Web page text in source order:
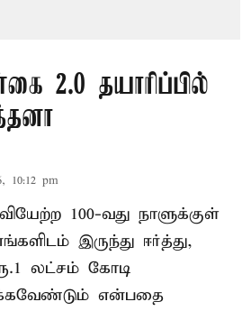
2.0 தயாரிப்பில்
10:12 pm
100-வது நாளுக்குள்
இருந்து ஈர்த்து,
லட்சம் கோடி
என்பதை